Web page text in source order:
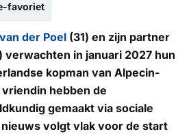
favoriet
der Poel (31) en zijn partner
verwachten in januari 2027 hun
kopman van Alpecin-
hebben de
gemaakt via sociale
volgt vlak voor de start